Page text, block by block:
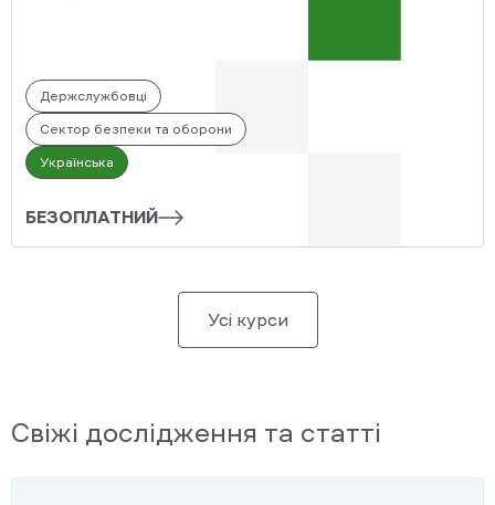
Держслужбовці
Сектор безпеки та оборони
Українська
БЕЗОПЛАТНИЙ
Усі курси
Свіжі дослідження та статті